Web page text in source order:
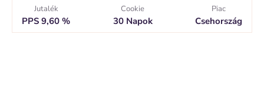
Jutalék
PPS 9,60 %
Cookie
30 Napok
Piac
Csehország